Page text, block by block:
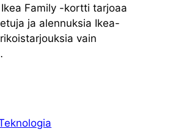
Family -kortti tarjoaa
ja alennuksia Ikea-
vain